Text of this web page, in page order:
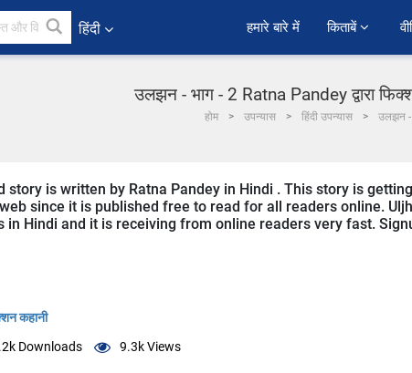
हिंदी हमारे बारे में किताबें
उलझन - भाग - 2 Ratna Pandey द्वारा
होम उपन्यास हिंदी उपन्यास उलझन -
story is written by Ratna Pandey in Hindi . This story is
since it is published free to read for all readers online.
in Hindi and it is receiving from online readers very fast.
कहानी
Downloads 9.3kViews